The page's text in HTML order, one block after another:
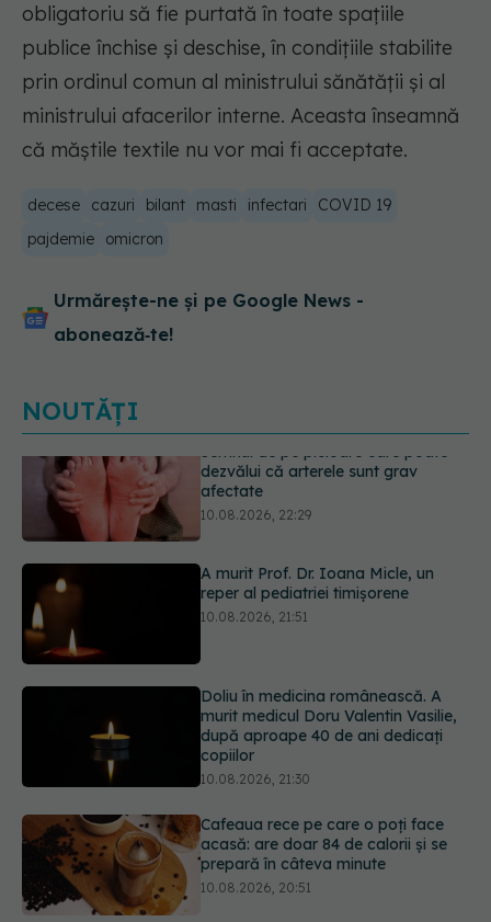
obligatoriu să fie purtată în toate spațiile
publice închise și deschise, în condițiile stabilite
prin ordinul comun al ministrului sănătății și al
ministrului afacerilor interne. Aceasta înseamnă
că măștile textile nu vor mai fi acceptate.
decese cazuri bilant masti infectari
COVID 19
pajdemie
omicron
Urmărește-ne și pe Google News -
abonează‑te!
NOUTĂȚI
A murit Prof. Dr. Ioana Micle, un
reper al pediatriei timișorene
Doliu în medicina românească. A
murit medicul Doru Valentin Vasilie,
10.08.2026, 21:30
Cafeaua rece pe care o poți face
acasă: are doar 84 de calorii și se
prepară în câteva minute
EXCLUSIV Ambulanța sub
presiune. Dr. Alis Grasu (SABIF), la
Academia de Sănătate